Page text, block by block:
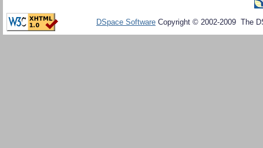
DSpace Software Copyright © 2002-2009 The